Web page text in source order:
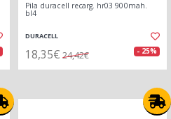
Pila duracell recarg. hr03 900mah.
bl4
DURACELL
18,35€ 24,42€ - 25%